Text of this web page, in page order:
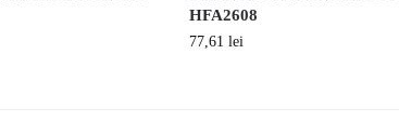
HFA2608
77,61lei